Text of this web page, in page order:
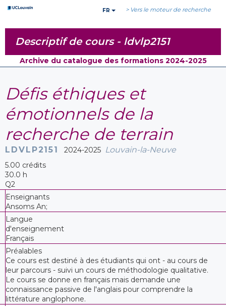
FR > Vers le moteur de recherche
Descriptif de cours - ldvlp2151
Archive du catalogue des formations 2024-2025
Défis éthiques et
émotionnels de la
recherche de terrain
LDVLP2151 2024-2025 Louvain-la-Neuve
5.00 crédits
30.0 h
Q2
Enseignants
Ansoms An;
Langue
d'enseignement
Français
Préalables
Ce cours est destiné à des étudiants qui ont - au cours de
leur parcours - suivi un cours de méthodologie qualitative.
Le cours se donne en français mais demande une
connaissance passive de l'anglais pour comprendre la
littérature anglophone.